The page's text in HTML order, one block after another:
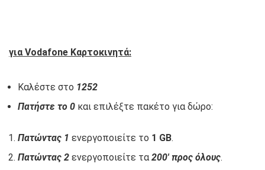
για Vodafone Καρτοκινητά:
Καλέστε στο 1252
Πατήστε το 0 και επιλέξτε πακέτο για δώρο:
Πατώντας 1 ενεργοποιείτε το 1 GB.
Πατώντας 2 ενεργοποιείτε τα 200′ προς όλους.